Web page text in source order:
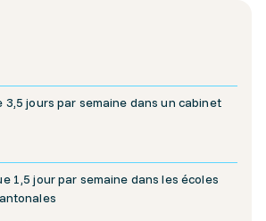
3,5 jours par semaine dans un cabinet
1,5 jour par semaine dans les écoles